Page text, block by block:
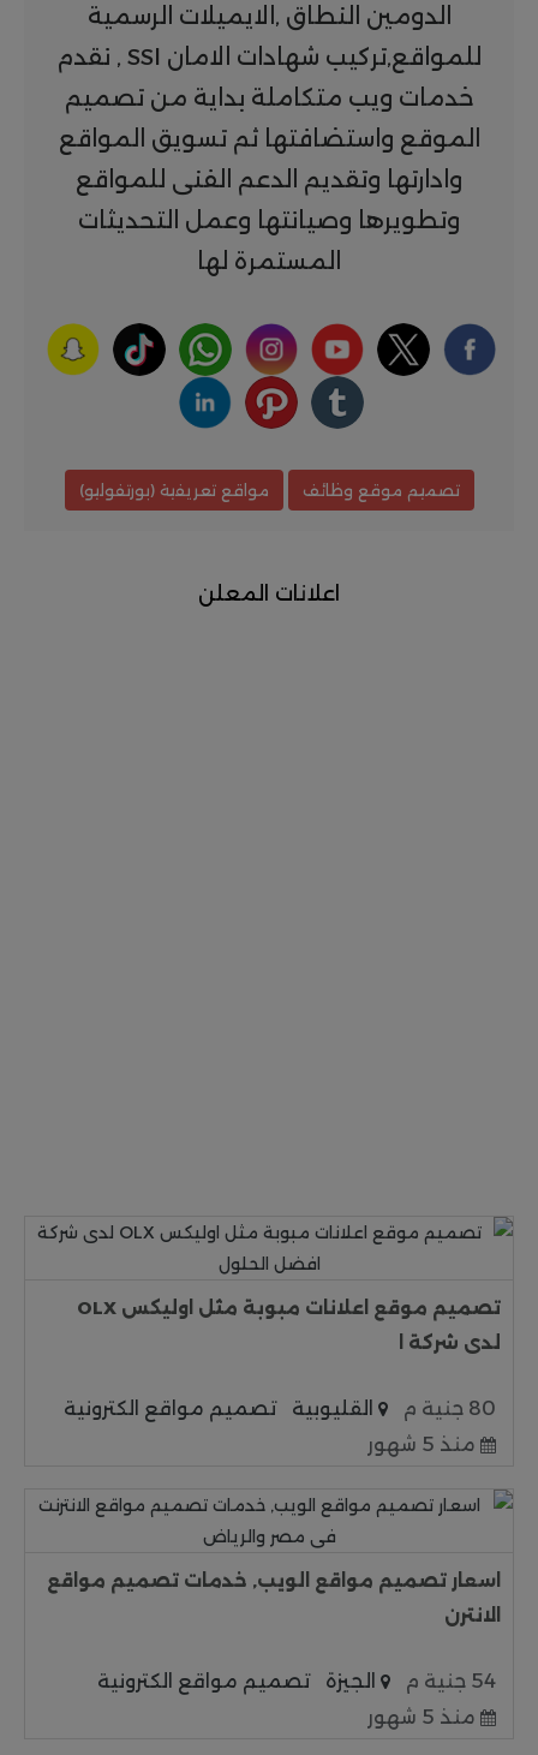
الدومين النطاق ,الايميلات الرسمية
للمواقع,تركيب شهادات الامان SSl , نقدم
خدمات ويب متكاملة بداية من تصميم
الموقع واستضافتها ثم تسويق المواقع
وادارتها وتقديم الدعم الفنى للمواقع
وتطويرها وصيانتها وعمل التحديثات
المستمرة لها
تصميم موقع وظائف مواقع تعريفية (بورتفوليو)
اعلانات المعلن
تصميم موقع اعلانات مبوبة مثل اوليكس OLX
لدى شركة ا
80 جنية م القليوبية
تصميم مواقع الكترونية
منذ 5 شهور
اسعار تصميم مواقع الويب, خدمات تصميم مواقع
الانترن
54 جنية م الجيزة
تصميم مواقع الكترونية
منذ 5 شهور